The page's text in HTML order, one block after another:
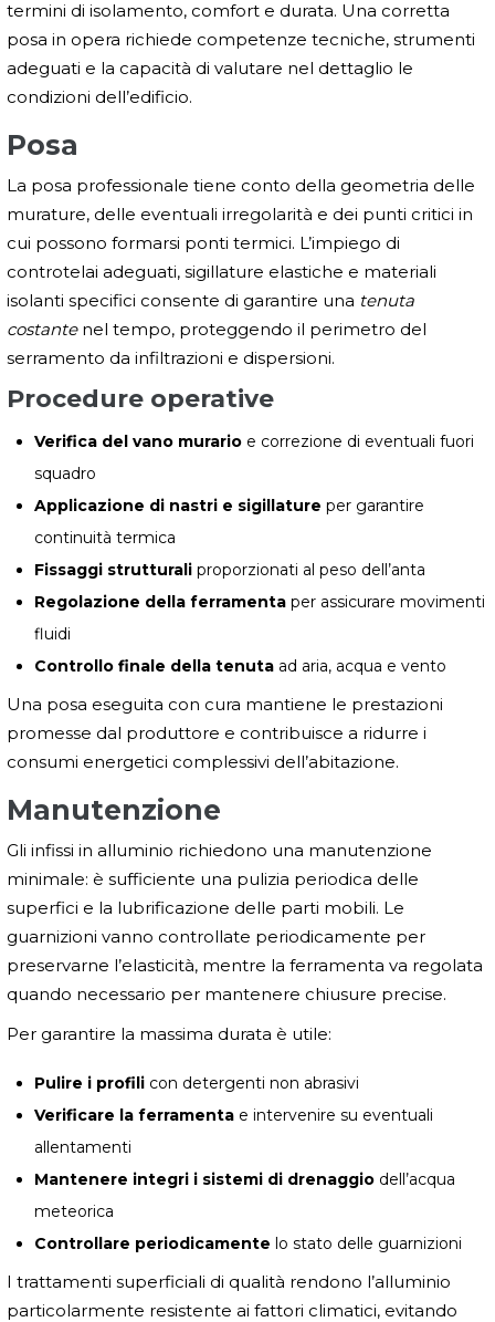
termini di isolamento, comfort e durata. Una corretta
posa in opera richiede competenze tecniche, strumenti
adeguati e la capacità di valutare nel dettaglio le
condizioni dell’edificio.
Posa
La posa professionale tiene conto della geometria delle
murature, delle eventuali irregolarità e dei punti critici in
cui possono formarsi ponti termici. L’impiego di
controtelai adeguati, sigillature elastiche e materiali
isolanti specifici consente di garantire una tenuta
costantenel tempo, proteggendo il perimetro del
serramento da infiltrazioni e dispersioni.
Procedure operative
Verifica del vano murario e correzione di eventuali fuori
squadro
Applicazione di nastri e sigillature per garantire
continuità termica
Fissaggi strutturali proporzionati al peso dell’anta
Regolazione della ferramenta per assicurare movimenti
fluidi
Controllo finale della tenuta ad aria, acqua e vento
Una posa eseguita con cura mantiene le prestazioni
promesse dal produttore e contribuisce a ridurre i
consumi energetici complessivi dell’abitazione.
Manutenzione
Gli infissi in alluminio richiedono una manutenzione
minimale: è sufficiente una pulizia periodica delle
superfici e la lubrificazione delle parti mobili. Le
guarnizioni vanno controllate periodicamente per
preservarne l’elasticità, mentre la ferramenta va regolata
quando necessario per mantenere chiusure precise.
Per garantire la massima durata è utile:
Pulire i profili con detergenti non abrasivi
Verificare la ferramenta e intervenire su eventuali
allentamenti
Mantenere integri i sistemi di drenaggio dell’acqua
meteorica
Controllare periodicamente lo stato delle guarnizioni
I trattamenti superficiali di qualità rendono l’alluminio
particolarmente resistente ai fattori climatici, evitando